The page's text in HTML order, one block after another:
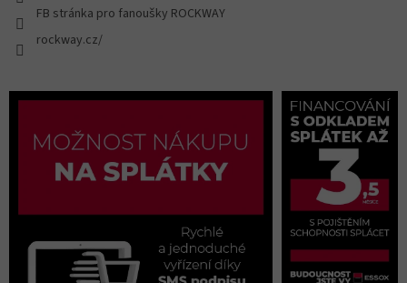
FB stránka pro fanoušky ROCKWAY
rockway.cz/